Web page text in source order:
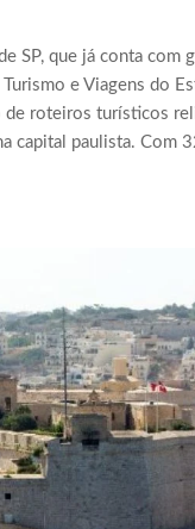
SP, que já conta com
e Viagens do
de roteiros turísticos
capital paulista. Com